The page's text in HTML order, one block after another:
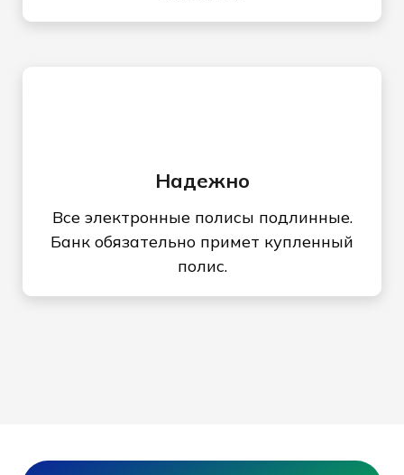
Надежно
Все электронные полисы подлинные.
Банк обязательно примет купленный
полис.